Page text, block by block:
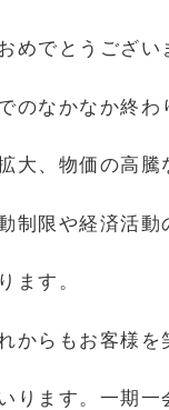
めでとうござい
のなかなか終わ
大、物価の高騰
制限や経済活
ます。
からもお客様
ります。一期一